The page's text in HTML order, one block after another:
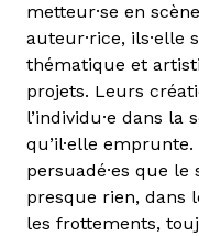
metteur·se en
auteur·rice, ils·elle
thématique et
projets. Leurs
l’individu·e dans la
qu’il·elle
persuadé·es que le
presque rien, dans
les frottements,